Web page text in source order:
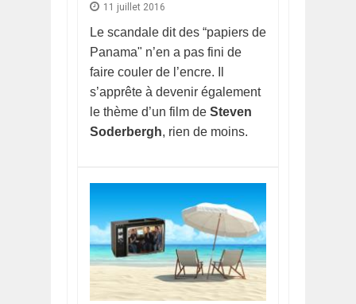
11 juillet 2016
Le scandale dit des “papiers de
Panama" n’en a pas fini de
faire couler de l’encre. Il
s’apprête à devenir également
le thème d’un film de Steven
Soderbergh, rien de moins.